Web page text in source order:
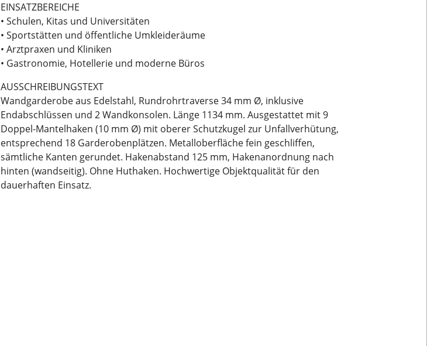
EINSATZBEREICHE
• Schulen, Kitas und Universitäten
• Sportstätten und öffentliche Umkleideräume
• Arztpraxen und Kliniken
• Gastronomie, Hotellerie und moderne Büros
AUSSCHREIBUNGSTEXT
Wandgarderobe aus Edelstahl, Rundrohrtraverse 34 mm Ø, inklusive
Endabschlüssen und 2 Wandkonsolen. Länge 1134 mm. Ausgestattet mit 9
Doppel-Mantelhaken (10 mm Ø) mit oberer Schutzkugel zur Unfallverhütung,
entsprechend 18 Garderobenplätzen. Metalloberfläche fein geschliffen,
sämtliche Kanten gerundet. Hakenabstand 125 mm, Hakenanordnung nach
hinten (wandseitig). Ohne Huthaken. Hochwertige Objektqualität für den
dauerhaften Einsatz.